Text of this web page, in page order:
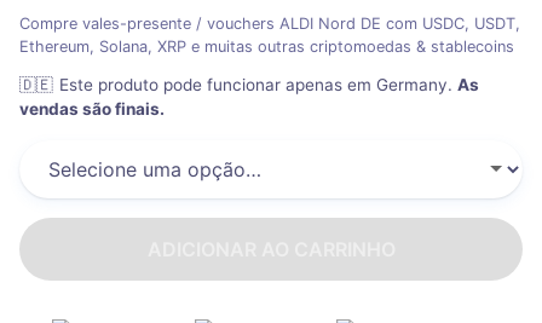
Compre vales-presente / vouchers ALDI Nord DE com USDC, USDT,
Ethereum, Solana, XRP e muitas outras criptomoedas & stablecoins
🇩🇪 Este produto pode funcionar apenas em Germany. As
vendas são finais.